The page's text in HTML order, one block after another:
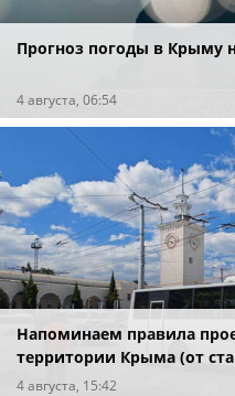
Прогноз погоды в Крыму
4 августа, 06:54
Напоминаем правила
территории Крыма (от
полуострова и обратно)
4 августа, 15:42